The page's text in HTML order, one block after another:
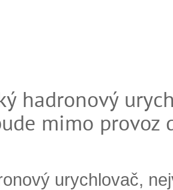
hadronový
mimo provoz
urychlovač,